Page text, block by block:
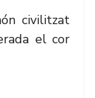
civilitzat
el cor